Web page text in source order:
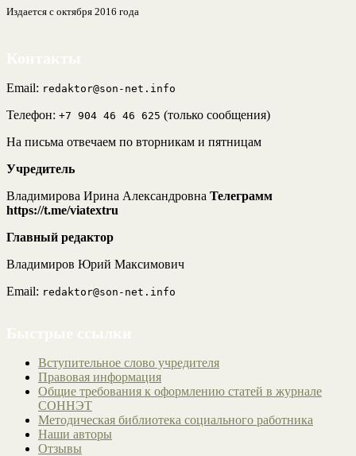
Издается с октября 2016 года
Email: redaktor@son-net.info
Телефон: +7 904 46 46 625 (только сообщения)
На письма отвечаем по вторникам и пятницам
Учредитель
Владимирова Ирина Александровна Телеграмм
https://t.me/viatextru
Главный редактор
Владимиров Юрий Максимович
Email: redaktor@son-net.info
Вступительное слово учредителя
Правовая информация
Общие требования к оформлению статей в журнале
СОННЭТ
Методическая библиотека социального работника
Наши авторы
Отзывы